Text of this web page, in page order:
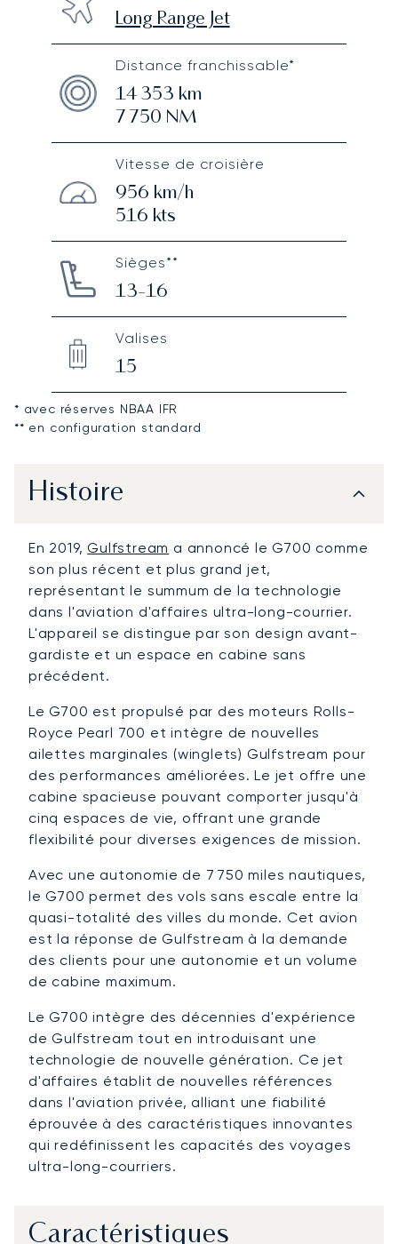
Long Range Jet
Distance franchissable*
14 353 km
7 750 NM
Vitesse de croisière
956 km/h
516 kts
Sièges**
13-16
Valises
15
* avec réserves NBAA IFR
** en configuration standard
Histoire
En 2019,Gulfstream a annoncé le G700 comme
son plus récent et plus grand jet,
représentant le summum de la technologie
dans l'aviation d'affaires ultra-long-courrier.
L'appareil se distingue par son design avant-
gardiste et un espace en cabine sans
précédent.
Le G700 est propulsé par des moteurs Rolls-
Royce Pearl 700 et intègre de nouvelles
ailettes marginales (winglets) Gulfstream pour
des performances améliorées. Le jet offre une
cabine spacieuse pouvant comporter jusqu'à
cinq espaces de vie, offrant une grande
flexibilité pour diverses exigences de mission.
Avec une autonomie de 7 750 miles nautiques,
le G700 permet des vols sans escale entre la
quasi-totalité des villes du monde. Cet avion
est la réponse de Gulfstream à la demande
des clients pour une autonomie et un volume
de cabine maximum.
Le G700 intègre des décennies d'expérience
de Gulfstream tout en introduisant une
technologie de nouvelle génération. Ce jet
d'affaires établit de nouvelles références
dans l'aviation privée, alliant une fiabilité
éprouvée à des caractéristiques innovantes
qui redéfinissent les capacités des voyages
ultra-long-courriers.
Caractéristiques